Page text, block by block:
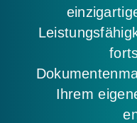
Ihrem